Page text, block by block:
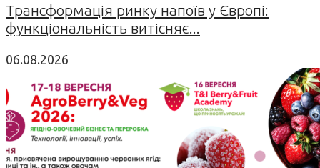
Трансформація ринку напоїв у Європі:
функціональність витісняє...
06.08.2026